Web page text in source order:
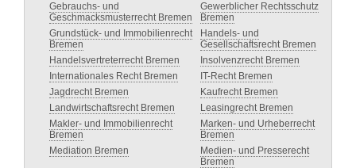
Gebrauchs- und
Geschmacksmusterrecht Bremen
Gewerblicher Rechtsschutz
Bremen
Grundstück- und Immobilienrecht
Bremen
Handels- und
Gesellschaftsrecht Bremen
Handelsvertreterrecht Bremen
Insolvenzrecht Bremen
Internationales Recht Bremen
IT-Recht Bremen
Jagdrecht Bremen
Kaufrecht Bremen
Landwirtschaftsrecht Bremen
Leasingrecht Bremen
Makler- und Immobilienrecht
Bremen
Marken- und Urheberrecht
Bremen
Mediation Bremen
Medien- und Presserecht
Bremen